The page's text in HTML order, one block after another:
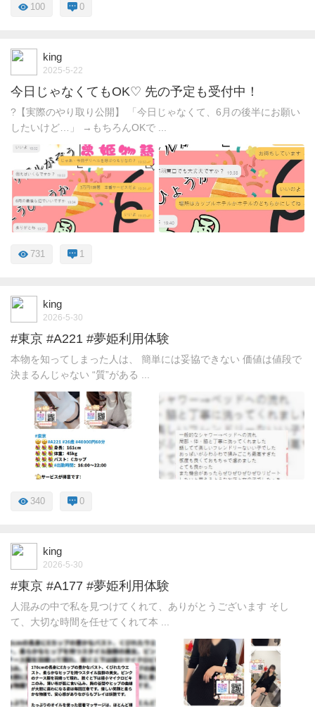
100 0
king
2025-5-22
今日じゃなくてもOK♡ 先の予定も受付中！
?【実際のやり取り公開】 「今日じゃなくて、6月の後半にお願い
したいけど…」 →もちろんOKで ...
731 1
king
2026-5-30
#東京 #A221 #夢姫利用体験
本物を知ってしまった人は、 簡単には妥協できない 価値は値段で
決まるんじゃない “質”がある ...
340 0
king
2026-5-30
#東京 #A177 #夢姫利用体験
人混みの中で私を見つけてくれて、ありがとうございます そし
て、大切な時間を任せてくれて本 ...